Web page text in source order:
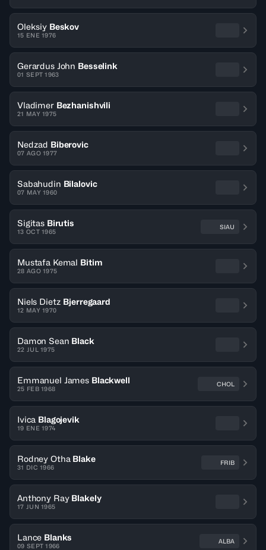
Oleksiy Beskov
15 ENE 1976
Gerardus John Besselink
01 SEPT 1963
Vladimer Bezhanishvili
21 MAY 1975
Nedzad Biberovic
07 AGO 1977
Sabahudin Bilalovic
07 MAY 1960
Sigitas Birutis
13 OCT 1965
SIAU
Mustafa Kemal Bitim
28 AGO 1975
Niels Dietz Bjerregaard
12 MAY 1970
Damon Sean Black
22 JUL 1975
Emmanuel James Blackwell
25 FEB 1968
CHOL
Ivica Blagojevik
19 ENE 1974
Rodney Otha Blake
31 DIC 1966
FRIB
Anthony Ray Blakely
17 JUN 1965
Lance Blanks
09 SEPT 1966
ALBA